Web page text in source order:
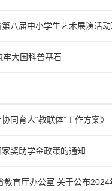
八届中小学生艺术展演活
大国科普基石
同育人“教联体”工作方案》
奖助学金政策的通知
教育厅办公室 关于公布